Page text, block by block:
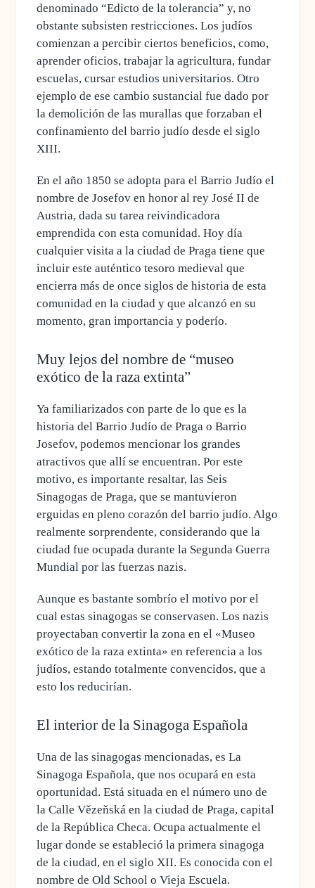
denominado “Edicto de la tolerancia” y, no
obstante subsisten restricciones.Los judíos
comienzan a percibir ciertos beneficios, como,
aprender oficios, trabajar la agricultura, fundar
escuelas, cursar estudios universitarios. Otro
ejemplo de ese cambio sustancial fue dado por
la demolición de las murallas que forzaban el
confinamiento del barrio judío desde el siglo
XIII.
En el año 1850 se adopta para el Barrio Judío el
nombre de Josefov en honor al rey José II de
Austria, dada su tarea reivindicadora
emprendida con esta comunidad. Hoy día
cualquier visita a la ciudad de Praga tiene que
incluir este auténtico tesoro medieval que
encierra más de once siglos de historia de esta
comunidad en la ciudad y que alcanzó en su
momento, gran importancia y poderío.
Muy lejos del nombre de “museo
exótico de la raza extinta”
Ya familiarizados con parte de lo que es la
historia del Barrio Judío de Praga o Barrio
Josefov, podemos mencionar los grandes
atractivos que allí se encuentran. Por este
motivo, es importante resaltar, las Seis
Sinagogas de Praga, que se mantuvieron
erguidas en pleno corazón del barrio judío. Algo
realmente sorprendente, considerando que la
ciudad fue ocupada durante la Segunda Guerra
Mundial por las fuerzas nazis.
Aunque es bastante sombrío el motivo por el
cual estas sinagogas se conservasen. Los nazis
proyectaban convertir la zona en el «Museo
exótico de la raza extinta» en referencia a los
judíos, estando totalmente convencidos, que a
esto los reducirían.
El interior de la Sinagoga Española
Una de las sinagogas mencionadas, es La
Sinagoga Española, que nos ocupará en esta
oportunidad. Está situada en el número uno de
la Calle Vězeňská en la ciudad de Praga, capital
de la República Checa.Ocupa actualmente el
lugar donde se estableció la primera sinagoga
de la ciudad, en el siglo XII. Es conocida con el
nombre de Old School o Vieja Escuela.